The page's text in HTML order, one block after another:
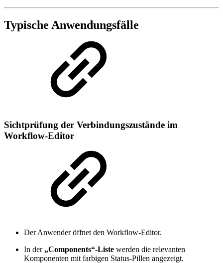
Typische Anwendungsfälle
Sichtprüfung der Verbindungszustände im
Workflow-Editor
Der Anwender öffnet den Workflow-Editor.
In der „Components“-Liste werden die relevanten
Komponenten mit farbigen Status-Pillen angezeigt.